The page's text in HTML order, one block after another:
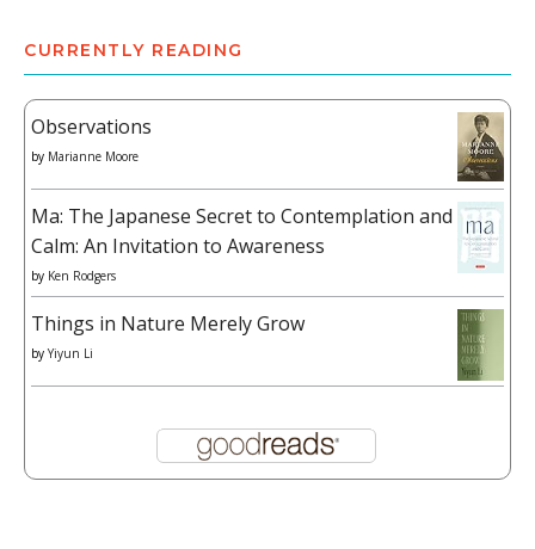
CURRENTLY READING
Observations
by Marianne Moore
Ma: The Japanese Secret to Contemplation and
Calm: An Invitation to Awareness
by Ken Rodgers
Things in Nature Merely Grow
by Yiyun Li